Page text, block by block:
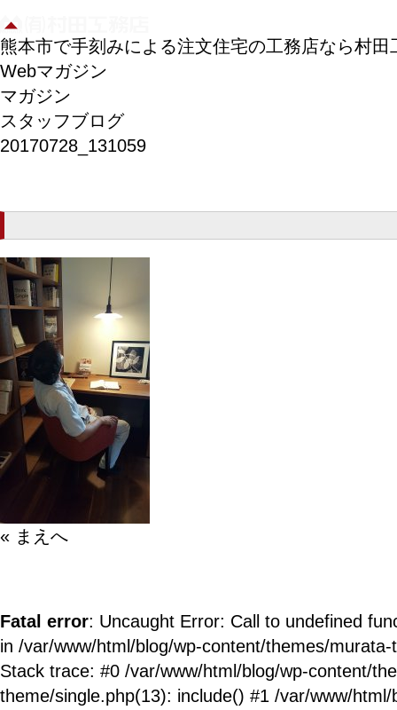
熊本市で手刻みによる注文住宅の工務店なら村田
Webマガジン
マガジン
スタッフブログ
20170728_131059
« まえへ
Fatal error: Uncaught Error: Call to undefined
in /var/www/html/blog/wp-content/themes/
Stack trace: #0 /var/www/html/blog/wp-content/
theme/single.php(13): include() #1 /var/www/html/